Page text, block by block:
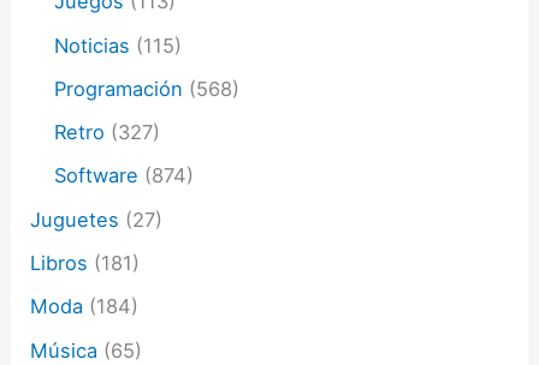
Noticias (115)
Programación (568)
Retro (327)
Software (874)
Juguetes (27)
Libros (181)
Moda (184)
Música (65)